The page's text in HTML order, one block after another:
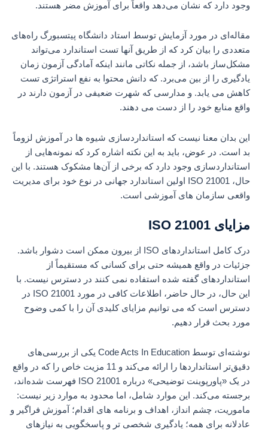
وجود دارد که نشان می‌دهد واقعاً برای آموزش مضر هستند.
مقاله‌ای در مورد آزمایش توسط استاد دانشگاه پیتسبورگ راه‌های
متعددی را بیان کرد که از طریق آنها تست استاندارد می‌تواند
مشکل‌ساز باشد، از جمله نکاتی مانند اینکه آمادگی آزمون زمان
یادگیری را از بین می‌برد. که دانش محتوا به نفع استراتژی تست
کاهش می یابد. و مدارسی که شهرت ضعیفی در آزمون دارند در
واقع منابع خود را از دست می دهند.
این بدان معنا نیست که استانداردسازی شیوه ها در آموزش لزوماً
بد است. در عوض، باید به این نکته اشاره کرد که نمونه‌هایی از
استانداردسازی وجود دارد که برخی از آن‌ها مشکوک هستند. با این
حال، ISO 21001 اولین استاندارد جهانی در نوع خود برای مدیریت
واقعی سازمان های آموزشی است.
مزایای ISO 21001
درک کامل استانداردهای ISO از بیرون ممکن است دشوار باشد.
جزئیات در واقع همیشه حتی برای کسانی که مستقیماً از
استانداردهای گفته شده استفاده نمی کنند در دسترس نیست. با
این حال، در حال حاضر، اطلاعات کافی در مورد ISO 21001 در
دسترس است که می توانیم مزایای کلیدی آن را با کمی وضوح
مورد بحث قرار دهیم.
نوشته‌ای توسط Code Acts In Education یکی از بررسی‌های
دقیق‌تر استانداردها را ارائه می‌کند و 11 مزیت خاص را که در واقع
در یک «پاورپوینت توضیحی» درباره ISO 21001 فهرست شده‌اند،
برجسته می‌کند. این موارد شامل، اما محدود به موارد زیر نیست:
ماموریت، چشم انداز، اهداف و برنامه های اقدام؛ آموزش فراگیر و
عادلانه برای همه؛ یادگیری شخصی تر و پاسخگویی به نیازهای